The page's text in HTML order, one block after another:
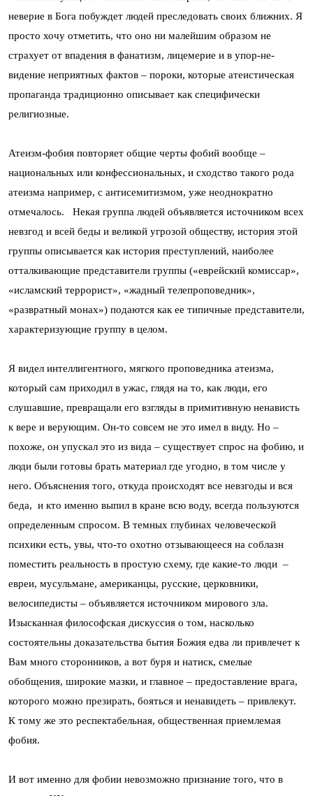
неверие в Бога побуждет людей преследовать своих ближних. Я
просто хочу отметить, что оно ни малейшим образом не
страхует от впадения в фанатизм, лицемерие и в упор-не-
видение неприятных фактов – пороки, которые атеистическая
пропаганда традиционно описывает как специфически
религиозные.
Атеизм-фобия повторяет общие черты фобий вообще –
национальных или конфессиональных, и сходство такого рода
атеизма например, с антисемитизмом, уже неоднократно
отмечалось. Некая группа людей объявляется источником всех
невзгод и всей беды и великой угрозой обществу, история этой
группы описывается как история преступлений, наиболее
отталкивающие представители группы («еврейский комиссар»,
«исламский террорист», «жадный телепроповедник»,
«развратный монах») подаются как ее типичные представители,
характеризующие группу в целом.
Я видел интеллигентного, мягкого проповедника атеизма,
который сам приходил в ужас, глядя на то, как люди, его
слушавшие, превращали его взгляды в примитивную ненависть
к вере и верующим. Он-то совсем не это имел в виду. Но –
похоже, он упускал это из вида – существует спрос на фобию, и
люди были готовы брать материал где угодно, в том числе у
него. Объяснения того, откуда происходят все невзгоды и вся
беда, и кто именно выпил в кране всю воду, всегда пользуются
определенным спросом. В темных глубинах человеческой
психики есть, увы, что-то охотно отзывающееся на соблазн
поместить реальность в простую схему, где какие-то люди –
евреи, мусульмане, американцы, русские, церковники,
велосипедисты – объявляется источником мирового зла.
Изысканная философская дискуссия о том, насколько
состоятельны доказательства бытия Божия едва ли привлечет к
Вам много сторонников, а вот буря и натиск, смелые
обобщения, широкие мазки, и главное – предоставление врага,
которого можно презирать, бояться и ненавидеть – привлекут.
К тому же это респектабельная, общественная приемлемая
фобия.
И вот именно для фобии невозможно признание того, что в